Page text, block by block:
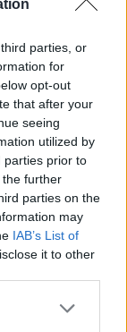
parties, or
for
opt-out
that after your
seeing
utilized by
parties prior to
further
parties on the
may
IAB’s List of
it to other
more Google
του
Αγίας
περίπτερο
ο
ψώνιζε
12
, ενώ
να
ο έλεγχος